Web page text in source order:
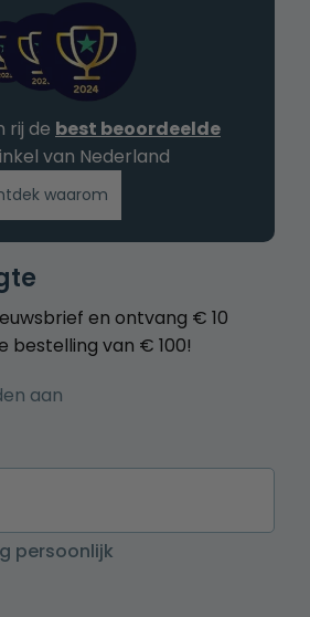
en ontvang € 10
bestelling van € 100!
aan
persoonlijk
rij de best beoordeelde
van Nederland
waarom